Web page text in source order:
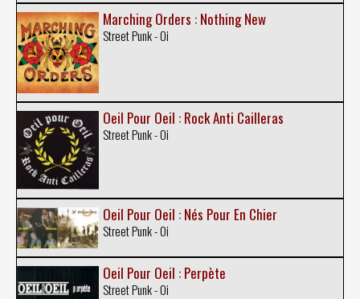
Marching Orders : Nothing New
Street Punk - Oi
Oeil Pour Oeil : Rock Anti Cailleras
Street Punk - Oi
Oeil Pour Oeil : Nés Pour En Chier
Street Punk - Oi
Oeil Pour Oeil : Perpète
Street Punk - Oi